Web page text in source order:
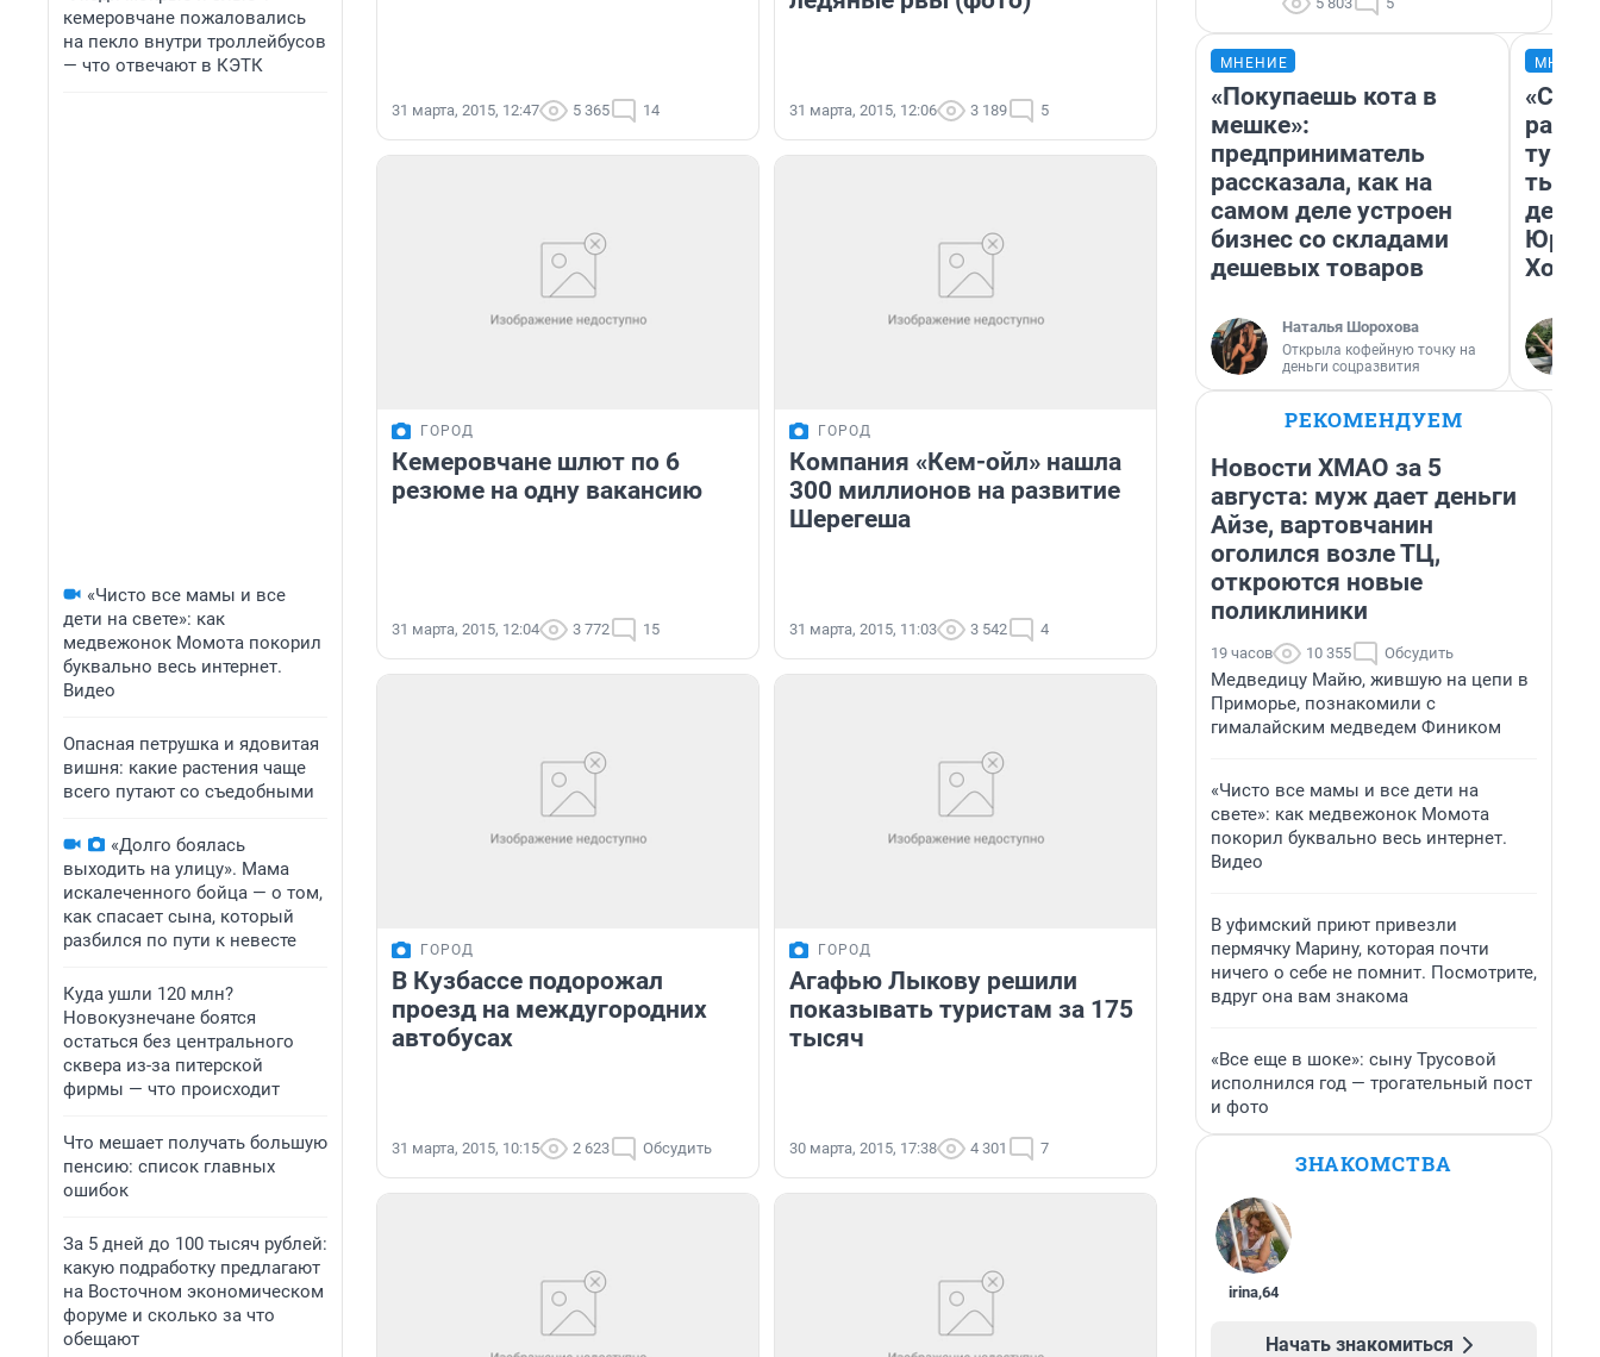
кемеровчане пожаловались
на пекло внутри троллейбусов
— что отвечают в КЭТК
«Чисто все мамы и все
дети на свете»: как
медвежонок Момота покорил
буквально весь интернет.
Видео
Опасная петрушка и ядовитая
вишня: какие растения чаще
всего путают со съедобными
«Долго боялась
выходить на улицу». Мама
искалеченного бойца — о том,
как спасает сына, который
разбился по пути к невесте
Куда ушли 120 млн?
Новокузнечане боятся
остаться без центрального
сквера из-за питерской
фирмы — что происходит
Что мешает получать большую
пенсию: список главных
ошибок
За 5 дней до 100 тысяч рублей:
какую подработку предлагают
на Восточном экономическом
форуме и сколько за что
обещают
31 марта, 2015, 12:47 5 365 14 31 марта, 2015, 12:06 3 189 5
ГОРОД
Кемеровчане шлют по 6
резюме на одну вакансию
31 марта, 2015, 12:04 3 772 15
ГОРОД
Компания «Кем-ойл» нашла
300 миллионов на развитие
Шерегеша
31 марта, 2015, 11:03 3 542 4
ГОРОД
В Кузбассе подорожал
проезд на междугородних
автобусах
31 марта, 2015, 10:15 2 623 Обсудить
ГОРОД
Агафью Лыкову решили
показывать туристам за 175
тысяч
30 марта, 2015, 17:38 4 301 7
МНЕНИЕ
«Покупаешь кота в
мешке»:
предприниматель
рассказала, как на
самом деле устроен
бизнес со складами
дешевых товаров
Наталья Шорохова
Открыла кофейную точку на
деньги соцразвития
день
РЕКОМЕНДУЕМ
Новости ХМАО за 5
августа: муж дает деньги
Айзе, вартовчанин
оголился возле ТЦ,
откроются новые
поликлиники
19 часов 10 355 Обсудить
Медведицу Майю, жившую на цепи в
Приморье, познакомили с
гималайским медведем Фиником
«Чисто все мамы и все дети на
свете»: как медвежонок Момота
покорил буквально весь интернет.
Видео
В уфимский приют привезли
пермячку Марину, которая почти
ничего о себе не помнит. Посмотрите,
вдруг она вам знакома
«Все еще в шоке»: сыну Трусовой
исполнился год — трогательный пост
и фото
ЗНАКОМСТВА
irina,64
Начать знакомиться